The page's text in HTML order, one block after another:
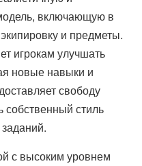
включающую в
и предметы.
игрокам улучшать
новые навыки и
свободу
собственный стиль
с высоким уровнем